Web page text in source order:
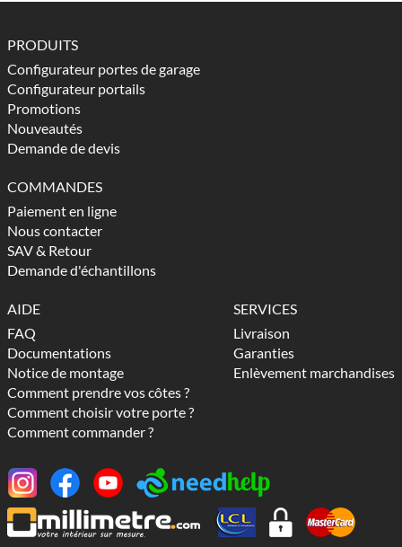
PRODUITS
Configurateur portes de garage
Configurateur portails
Promotions
Nouveautés
Demande de devis
COMMANDES
Paiement en ligne
Nous contacter
SAV & Retour
Demande d'échantillons
AIDE
FAQ
Documentations
Notice de montage
Comment prendre vos côtes ?
Comment choisir votre porte ?
Comment commander ?
SERVICES
Livraison
Garanties
Enlèvement marchandises